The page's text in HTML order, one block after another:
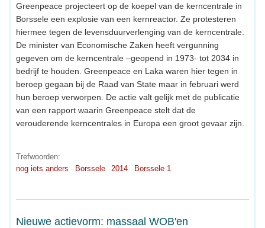
Greenpeace projecteert op de koepel van de kerncentrale in
Borssele een explosie van een kernreactor. Ze protesteren
hiermee tegen de levensduurverlenging van de kerncentrale.
De minister van Economische Zaken heeft vergunning
gegeven om de kerncentrale –geopend in 1973- tot 2034 in
bedrijf te houden. Greenpeace en Laka waren hier tegen in
beroep gegaan bij de Raad van State maar in februari werd
hun beroep verworpen. De actie valt gelijk met de publicatie
van een rapport waarin Greenpeace stelt dat de
verouderende kerncentrales in Europa een groot gevaar zijn.
Trefwoorden:
nog iets anders
Borssele 2014 Borssele 1
Nieuwe actievorm: massaal WOB'en